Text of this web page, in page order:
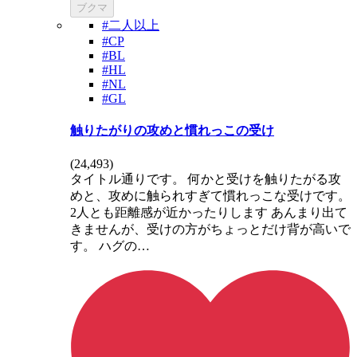
ブクマ
#二人以上
#CP
#BL
#HL
#NL
#GL
触りたがりの攻めと慣れっこの受け
(24,493)
タイトル通りです。 何かと受けを触りたがる攻
めと、攻めに触られすぎて慣れっこな受けです。
2人とも距離感が近かったりします あんまり出て
きませんが、受けの方がちょっとだけ背が高いで
す。 ハグの…